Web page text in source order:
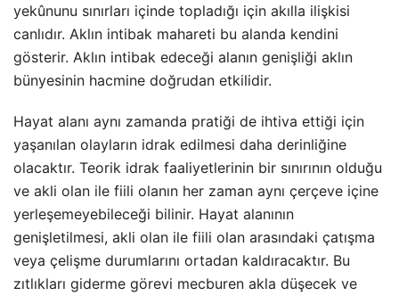
yekûnunu sınırları içinde topladığı için akılla ilişkisi
canlıdır. Aklın intibak mahareti bu alanda kendini
gösterir. Aklın intibak edeceği alanın genişliği aklın
bünyesinin hacmine doğrudan etkilidir.
Hayat alanı aynı zamanda pratiği de ihtiva ettiği için
yaşanılan olayların idrak edilmesi daha derinliğine
olacaktır. Teorik idrak faaliyetlerinin bir sınırının olduğu
ve akli olan ile fiili olanın her zaman aynı çerçeve içine
yerleşemeyebileceği bilinir. Hayat alanının
genişletilmesi, akli olan ile fiili olan arasındaki çatışma
veya çelişme durumlarını ortadan kaldıracaktır. Bu
zıtlıkları giderme görevi mecburen akla düşecek ve